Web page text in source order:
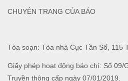
Tòa soạn: Tòa nhà Cục Tần Số, 115
Giấy phép hoạt động báo chí: Số 09/
Truyền thông cấp ngày 07/01/2019.
CHUYÊN TRANG CỦA BÁO